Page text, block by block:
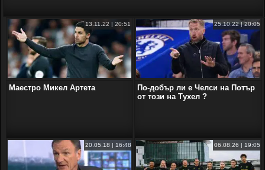
13.11.22 | 20:51
Маестро Микел Артета
25.10.22 | 20:05
По-добър ли е Челси на Потър
от този на Тухел ?
20.05.18 | 16:48 06.08.26 | 19:05